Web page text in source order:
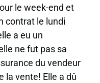
le week-end et
contrat le lundi
a eu un
ne fut pas sa
du vendeur
la vente! Elle a dû